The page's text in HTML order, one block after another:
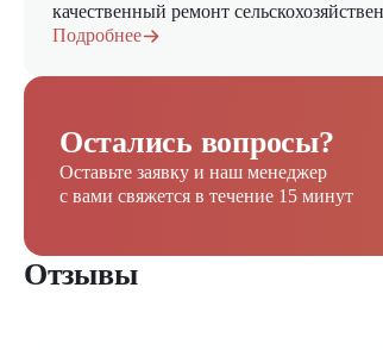
качественный ремонт
Подробнее
Остались вопросы?
Оставьте заявку и наш менеджер
с вами свяжется в течение 15 минут
Отзывы